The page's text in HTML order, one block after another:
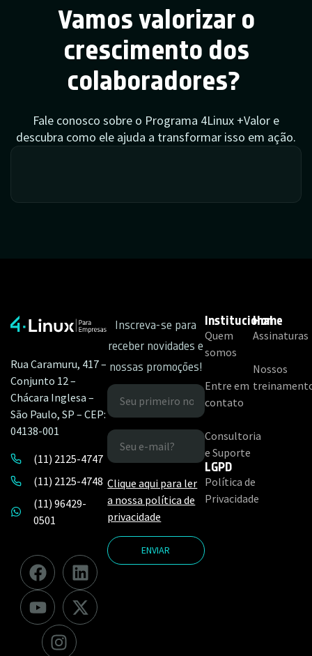
Vamos valorizar o
crescimento dos
colaboradores?
Fale conosco sobre o Programa 4Linux +Valor e
descubra como ele ajuda a transformar isso em ação.
Rua Caramuru, 417 –
Conjunto 12 –
Chácara Inglesa –
São Paulo, SP – CEP:
04138-001
(11) 2125-4747
(11) 2125-4748
(11) 96429-
0501
Inscreva-se para
receber novidades e
nossas promoções!
Clique aqui para ler
a nossa política de
privacidade
ENVIAR
Institucional
Quem
somos
Entre em
contato
Consultoria
e Suporte
Home
Assinaturas
Nossos
LGPD
Política de
Privacidade